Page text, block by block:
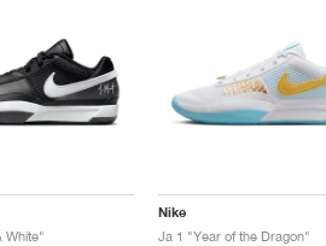
White"
Nike
Ja 1 "Year of the Dragon"